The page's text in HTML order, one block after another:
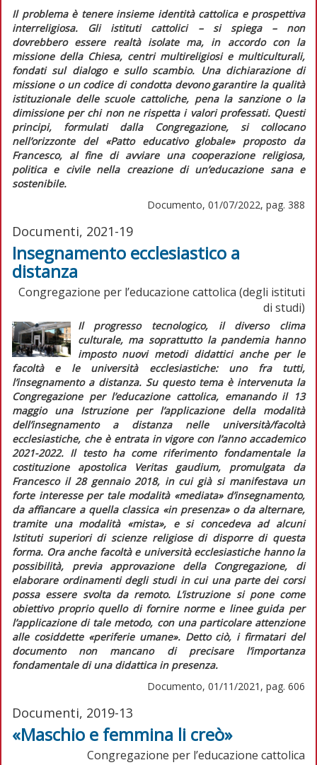
Il problema è tenere insieme identità cattolica e prospettiva
interreligiosa. Gli istituti cattolici – si spiega – non
dovrebbero essere realtà isolate ma, in accordo con la
missione della Chiesa, centri multireligiosi e multiculturali,
fondati sul dialogo e sullo scambio. Una dichiarazione di
missione o un codice di condotta devono garantire la qualità
istituzionale delle scuole cattoliche, pena la sanzione o la
dimissione per chi non ne rispetta i valori professati. Questi
principi, formulati dalla Congregazione, si collocano
nell’orizzonte del «Patto educativo globale» proposto da
Francesco, al fine di avviare una cooperazione religiosa,
politica e civile nella creazione di un’educazione sana e
sostenibile.
Documento, 01/07/2022, pag. 388
Documenti, 2021-19
Insegnamento ecclesiastico a
distanza
Congregazione per l’educazione cattolica (degli istituti
di studi)
Il progresso tecnologico, il diverso clima
culturale, ma soprattutto la pandemia hanno
imposto nuovi metodi didattici anche per le
facoltà e le università ecclesiastiche: uno fra tutti,
l’insegnamento a distanza. Su questo tema è intervenuta la
Congregazione per l’educazione cattolica, emanando il 13
maggio una Istruzione per l’applicazione della modalità
dell’insegnamento a distanza nelle università/facoltà
ecclesiastiche, che è entrata in vigore con l’anno accademico
2021-2022. Il testo ha come riferimento fondamentale la
costituzione apostolica
Veritas gaudium, promulgata da
Francesco il 28 gennaio 2018, in cui già si manifestava un
forte interesse per tale modalità «mediata» d’insegnamento,
da affiancare a quella classica «in presenza» o da alternare,
tramite una modalità «mista», e si concedeva ad alcuni
Istituti superiori di scienze religiose di disporre di questa
forma. Ora anche facoltà e università ecclesiastiche hanno la
possibilità, previa approvazione della Congregazione, di
elaborare ordinamenti degli studi in cui una parte dei corsi
possa essere svolta da remoto. L’istruzione si pone come
obiettivo proprio quello di fornire norme e linee guida per
l’applicazione di tale metodo, con una particolare attenzione
alle cosiddette «periferie umane». Detto ciò, i firmatari del
documento non mancano di precisare l’importanza
fondamentale di una didattica in presenza.
Documento, 01/11/2021, pag. 606
Documenti, 2019-13
«Maschio e femmina li creò»
Congregazione per l’educazione cattolica